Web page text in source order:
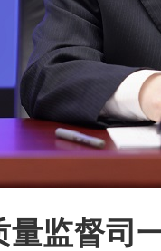
量监督司